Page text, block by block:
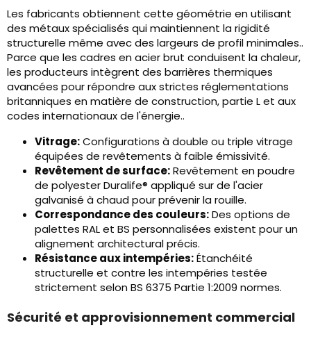
Les fabricants obtiennent cette géométrie en utilisant
des métaux spécialisés qui maintiennent la rigidité
structurelle même avec des largeurs de profil minimales..
Parce que les cadres en acier brut conduisent la chaleur,
les producteurs intègrent des barrières thermiques
avancées pour répondre aux strictes réglementations
britanniques en matière de construction, partie L et aux
codes internationaux de l'énergie..
Vitrage:Configurations à double ou triple vitrage
équipées de revêtements à faible émissivité.
Revêtement de surface:Revêtement en poudre
de polyester Duralife® appliqué sur de l'acier
galvanisé à chaud pour prévenir la rouille.
Correspondance des couleurs:Des options de
palettes RAL et BS personnalisées existent pour un
alignement architectural précis.
Résistance aux intempéries:Étanchéité
structurelle et contre les intempéries testée
strictement selon BS 6375 Partie 1:2009 normes.
Sécurité et approvisionnement commercial